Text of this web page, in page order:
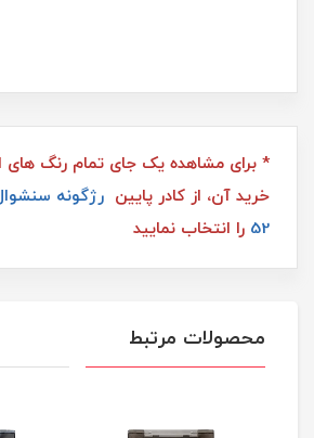
* برای مشاهده یک جای تمام رنگ
خرید آن، از کادر پایین
52 را انتخاب نمایید
محصولات مرتبط